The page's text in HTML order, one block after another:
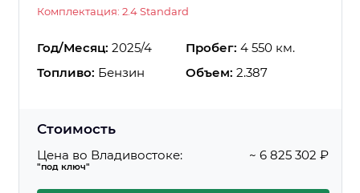
Комплектация: 2.4 Standard
Год/Месяц: 2025/4 Пробег: 4 550 км.
Топливо: Бензин Объем: 2.387
Стоимость
Цена во Владивостоке:
"под ключ"
~ 6 825 302 ₽